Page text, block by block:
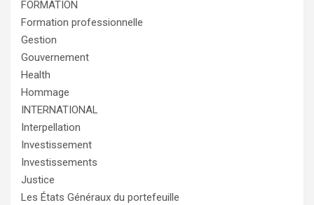
FORMATION
Formation professionnelle
Gestion
Gouvernement
Health
Hommage
INTERNATIONAL
Interpellation
Investissement
Investissements
Justice
Les États Généraux du portefeuille